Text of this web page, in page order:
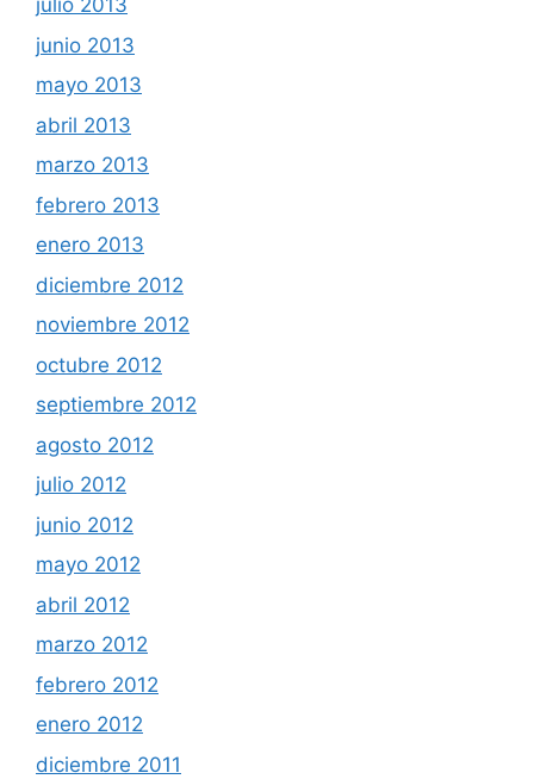
julio 2013
junio 2013
mayo 2013
abril 2013
marzo 2013
febrero 2013
enero 2013
diciembre 2012
noviembre 2012
octubre 2012
septiembre 2012
agosto 2012
julio 2012
junio 2012
mayo 2012
abril 2012
marzo 2012
febrero 2012
enero 2012
diciembre 2011